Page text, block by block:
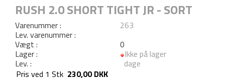
RUSH 2.0 SHORT TIGHT JR - SORT
Varenummer : 263
Lev. varenummer :
Vægt : 0
Lager : Ikke på lager
Lev. :
dage
Pris ved 1 Stk 230,00 DKK